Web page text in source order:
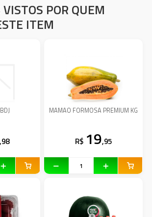
POR QUEM
ITEM
,98
MAMAO FORMOSA PREMIUM KG
R$ 19,95